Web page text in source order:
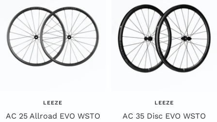
LEEZE
AC 25 Allroad EVO WSTO
LEEZE
AC 35 Disc EVO WSTO